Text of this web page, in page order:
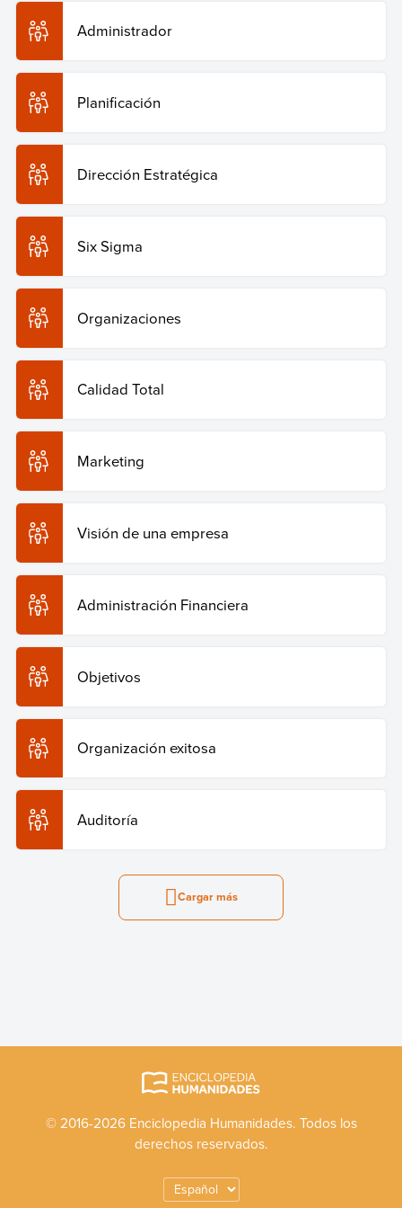
Recuperado el 29 de julio de 2026 de
https://humanidades.com/planeacion-administrativa/
Copiar cita
Administrador
Planificación
Dirección Estratégica
Six Sigma
Organizaciones
Calidad Total
Marketing
Visión de una empresa
Administración Financiera
Objetivos
Organización exitosa
Auditoría
Cargar más
© 2016-2026 Enciclopedia Humanidades. Todos los
derechos reservados.